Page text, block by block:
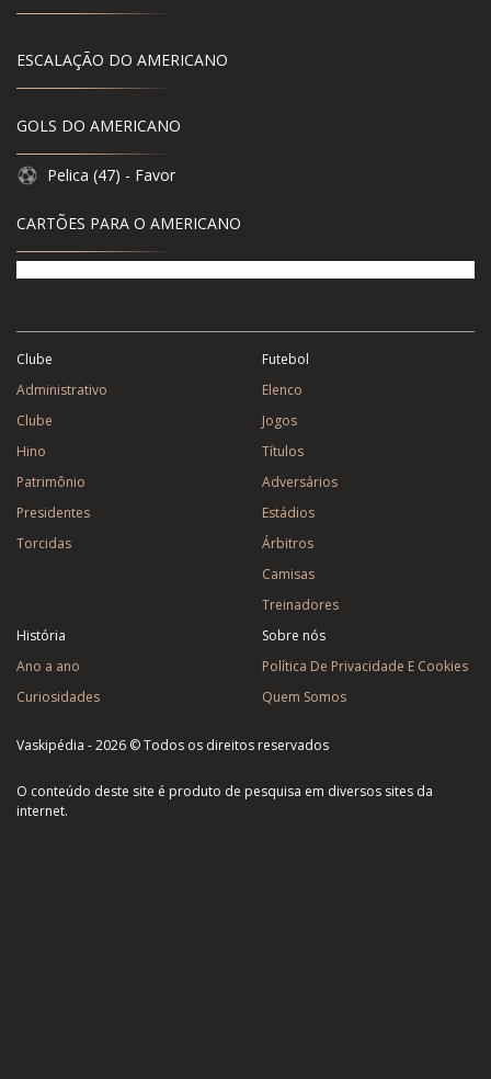
ESCALAÇÃO DO AMERICANO
GOLS DO AMERICANO
Pelica (47) - Favor
CARTÕES PARA O AMERICANO
Clube
Administrativo
Clube
Hino
Patrimônio
Presidentes
Torcidas
Futebol
Elenco
Jogos
Títulos
Adversários
Estádios
Árbitros
Camisas
Treinadores
História
Ano a ano
Curiosidades
Sobre nós
Política De Privacidade E Cookies
Quem Somos
Vaskipédia - 2026 © Todos os direitos reservados
O conteúdo deste site é produto de pesquisa em diversos sites da
internet.